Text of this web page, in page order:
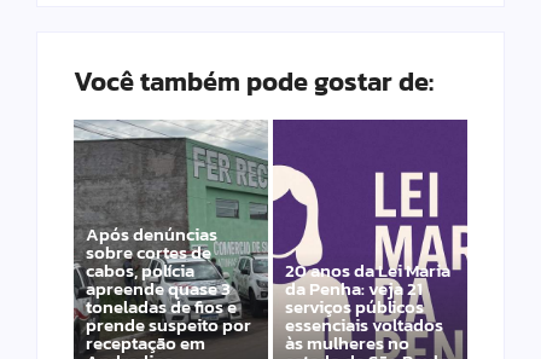
Você também pode gostar de:
Após denúncias
sobre cortes de
cabos, polícia
apreende quase 3
toneladas de fios e
prende suspeito por
receptação em
20 anos da Lei Maria
da Penha: veja 21
serviços públicos
essenciais voltados
às mulheres no